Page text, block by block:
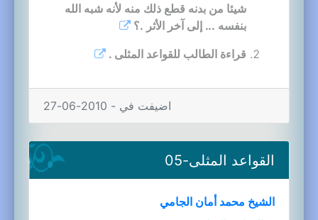
شيئا من بدنه قطع ذلك منه لأنه شبه الله
بنفسه ... إلى آخر الأثر .؟
قراءة الطالب للقواعد المثلى .
اضيفت في - 2010-06-27
القواعد المثلى-05
الشيخ محمد أمان الجامي